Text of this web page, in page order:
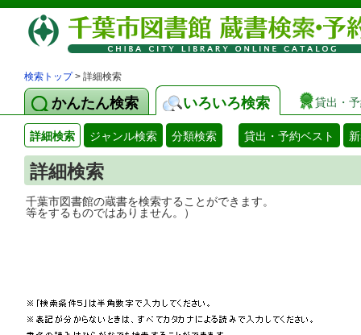
検索トップ> 詳細検索
かんたん検索 いろいろ検索 貸出・
詳細検索 ジャンル検索 分類検索 貸出・予約ベスト
詳細検索
千葉市図書館の蔵書を検索することがで
等をするものではありません。）